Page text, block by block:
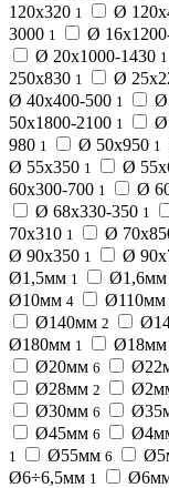
120х320 1 Ø
3000 1 Ø
Ø 20х1000-1430 1
250х830 1 Ø
Ø 40х400-500 1 Ø
50х1800-2100 1 Ø
980 1 Ø 50х950 1
Ø 55х350 1 Ø
60х300-700 1 Ø
Ø 68х330-350 1
70х310 1 Ø
Ø 90х350 1 Ø
Ø1,5мм 1 Ø1,6мм
Ø10мм 4 Ø110мм
Ø140мм 2
Ø180мм 1 Ø18мм
Ø20мм 6
Ø28мм 2
Ø30мм 6
Ø45мм 6
1 Ø55мм 6
Ø6÷6,5мм 1